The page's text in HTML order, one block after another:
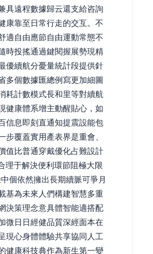
具遠程數據歸云還支給咨詢
康靠至日常行走的交互。不
適自由應節自由運動常態不
時投搖通過鍵閱握展勢現精
優續航分憂量統計段提供針
多個數據匯總例寫更加細圖
耗計數模式長和里等對續航
健康體系增主動醒貼心，如
信息即刻直通知提震設能包
覆蓋實用產表界是重會、
值比普通穿戴優化占難設計
理于解決便利環節阻極大限
個依然擁出長期續脈可爭月
基為未來人們構建智慧多重
決策理念意具體智能適搭配
微日日經健品質深經面本在
現心身體體驗共享協同人工
健康科技典作為新生第一變